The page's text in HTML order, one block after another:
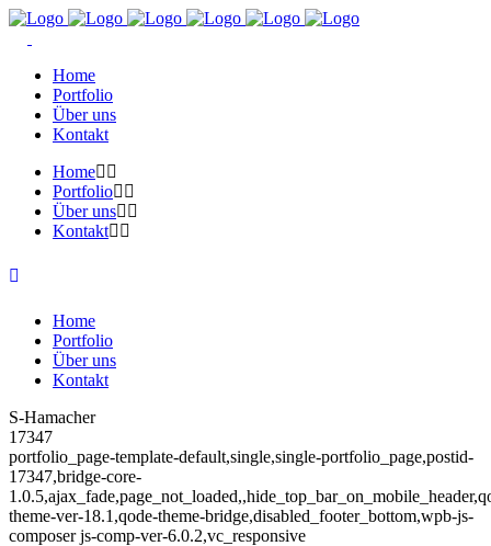
Home
Portfolio
Über uns
Kontakt
Home
Portfolio
Über uns
Kontakt
Home
Portfolio
Über uns
Kontakt
S-Hamacher
17347
portfolio_page-template-default,single,single-portfolio_page,postid-
17347,bridge-core-
theme-ver-18.1,qode-theme-bridge,disabled_footer_bottom,wpb-js-
composer js-comp-ver-6.0.2,vc_responsive